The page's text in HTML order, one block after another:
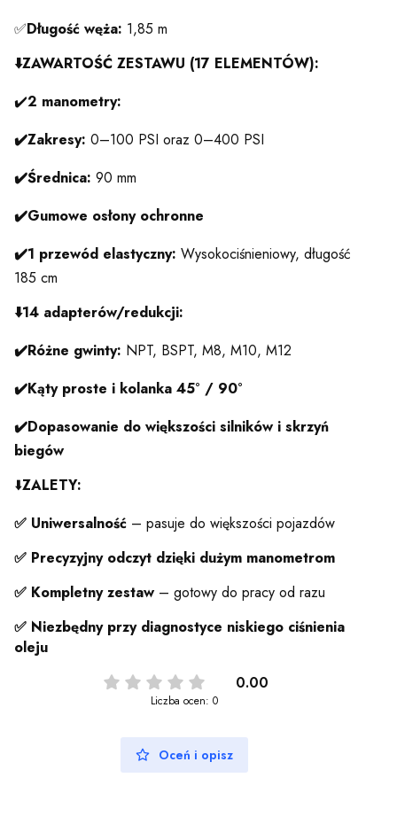
✅Długość węża: 1,85 m
⬇️ZAWARTOŚĆ ZESTAWU (17 ELEMENTÓW):
✔️2 manometry:
✔️Zakresy: 0–100 PSI oraz 0–400 PSI
✔️Średnica: 90 mm
✔️Gumowe osłony ochronne
✔️1 przewód elastyczny: Wysokociśnieniowy, długość
185 cm
⬇️14 adapterów/redukcji:
✔️Różne gwinty: NPT, BSPT, M8, M10, M12
✔️Kąty proste i kolanka 45° / 90°
✔️Dopasowanie do większości silników i skrzyń
biegów
⬇️ZALETY:
✅ Uniwersalność – pasuje do większości pojazdów
✅ Precyzyjny odczyt dzięki dużym manometrom
✅ Kompletny zestaw – gotowy do pracy od razu
✅ Niezbędny przy diagnostyce niskiego ciśnienia
oleju
0.00
Liczba ocen: 0
Oceń i opisz